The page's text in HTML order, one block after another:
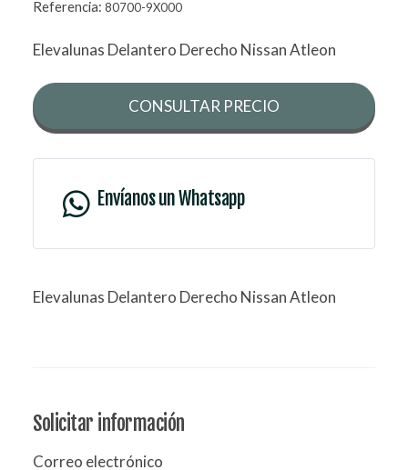
Referencia: 80700-9X000
Elevalunas Delantero Derecho Nissan Atleon
CONSULTAR PRECIO
Envíanos un Whatsapp
Elevalunas Delantero Derecho Nissan Atleon
Solicitar información
Correo electrónico